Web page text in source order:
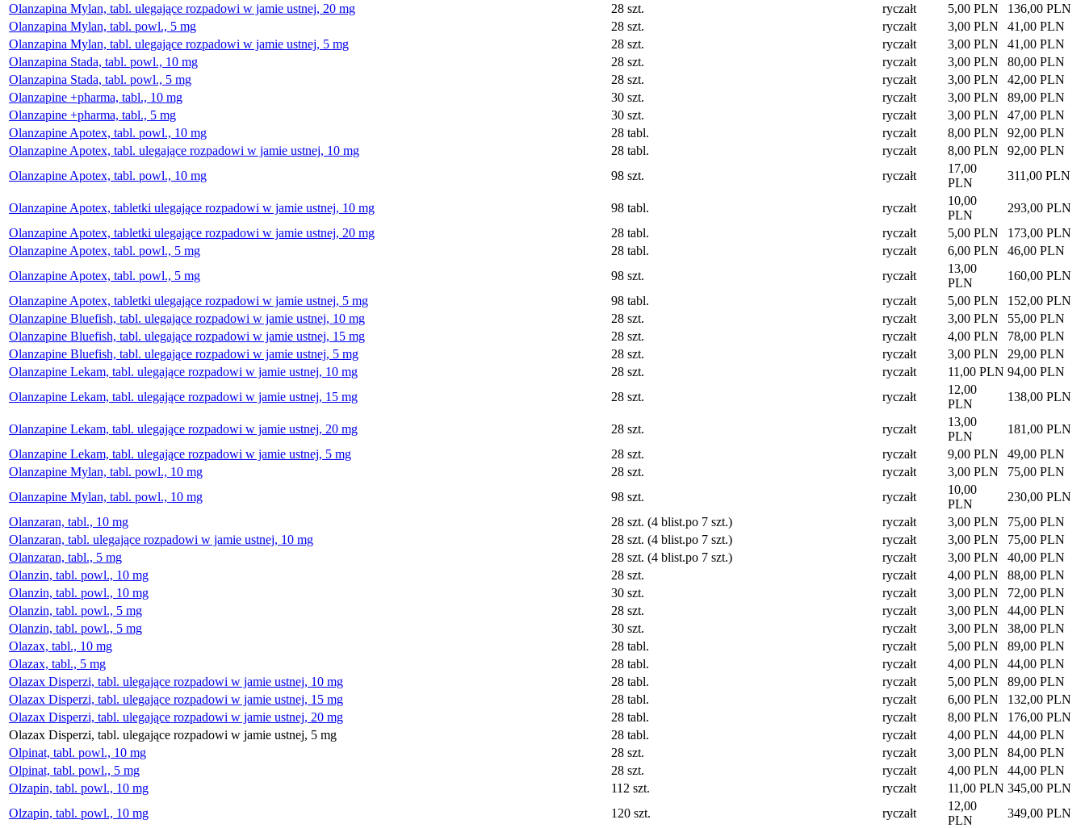
Olanzapina Mylan, tabl. ulegające rozpadowi w jamie ustnej, 20 mg
28 szt. ryczałt 5,00 PLN
136,00 PLN
Olanzapina Mylan, tabl. powl., 5 mg
28 szt. ryczałt 3,00 PLN
41,00 PLN
Olanzapina Mylan, tabl. ulegające rozpadowi w jamie ustnej, 5 mg
28 szt. ryczałt 3,00 PLN
41,00 PLN
Olanzapina Stada, tabl. powl., 10 mg
28 szt. ryczałt 3,00 PLN
80,00 PLN
Olanzapina Stada, tabl. powl., 5 mg
28 szt. ryczałt 3,00 PLN
42,00 PLN
Olanzapine +pharma, tabl., 10 mg
30 szt. ryczałt 3,00 PLN
89,00 PLN
Olanzapine +pharma, tabl., 5 mg
30 szt. ryczałt 3,00 PLN
47,00 PLN
Olanzapine Apotex, tabl. powl., 10 mg
28 tabl. ryczałt 8,00 PLN
92,00 PLN
Olanzapine Apotex, tabl. ulegające rozpadowi w jamie ustnej, 10 mg
28 tabl. ryczałt 8,00 PLN
92,00 PLN
Olanzapine Apotex, tabl. powl., 10 mg
98 szt. ryczałt
17,00
PLN
311,00 PLN
Olanzapine Apotex, tabletki ulegające rozpadowi w jamie ustnej, 10 mg 98 tabl. ryczałt
10,00
PLN
293,00 PLN
Olanzapine Apotex, tabletki ulegające rozpadowi w jamie ustnej, 20 mg
28 tabl. ryczałt 5,00 PLN
173,00 PLN
Olanzapine Apotex, tabl. powl., 5 mg
28 tabl. ryczałt 6,00 PLN
46,00 PLN
Olanzapine Apotex, tabl. powl., 5 mg
98 szt. ryczałt
13,00
PLN
160,00 PLN
Olanzapine Apotex, tabletki ulegające rozpadowi w jamie ustnej, 5 mg
98 tabl. ryczałt 5,00 PLN
152,00 PLN
Olanzapine Bluefish, tabl. ulegające rozpadowi w jamie ustnej, 10 mg
28 szt. ryczałt 3,00 PLN
55,00 PLN
Olanzapine Bluefish, tabl. ulegające rozpadowi w jamie ustnej, 15 mg
28 szt. ryczałt 4,00 PLN
78,00 PLN
Olanzapine Bluefish, tabl. ulegające rozpadowi w jamie ustnej, 5 mg
28 szt. ryczałt 3,00 PLN
29,00 PLN
Olanzapine Lekam, tabl. ulegające rozpadowi w jamie ustnej, 10 mg
28 szt. ryczałt 11,00 PLN 94,00 PLN
Olanzapine Lekam, tabl. ulegające rozpadowi w jamie ustnej, 15 mg
28 szt. ryczałt
12,00
PLN
138,00 PLN
Olanzapine Lekam, tabl. ulegające rozpadowi w jamie ustnej, 20 mg 28 szt. ryczałt
13,00
PLN
181,00 PLN
Olanzapine Lekam, tabl. ulegające rozpadowi w jamie ustnej, 5 mg
28 szt. ryczałt 9,00 PLN
49,00 PLN
Olanzapine Mylan, tabl. powl., 10 mg
28 szt. ryczałt 3,00 PLN
75,00 PLN
Olanzapine Mylan, tabl. powl., 10 mg
98 szt. ryczałt
10,00
PLN
230,00 PLN
Olanzaran, tabl., 10 mg
28 szt. (4 blist.po 7 szt.) ryczałt 3,00 PLN
75,00 PLN
Olanzaran, tabl. ulegające rozpadowi w jamie ustnej, 10 mg
28 szt. (4 blist.po 7 szt.) ryczałt 3,00 PLN
75,00 PLN
Olanzaran, tabl., 5 mg
28 szt. (4 blist.po 7 szt.) ryczałt 3,00 PLN
40,00 PLN
Olanzin, tabl. powl., 10 mg
28 szt. ryczałt 4,00 PLN
88,00 PLN
Olanzin, tabl. powl., 10 mg
30 szt. ryczałt 3,00 PLN
72,00 PLN
Olanzin, tabl. powl., 5 mg
28 szt. ryczałt 3,00 PLN
44,00 PLN
Olanzin, tabl. powl., 5 mg
30 szt. ryczałt 3,00 PLN
38,00 PLN
Olazax, tabl., 10 mg
28 tabl. ryczałt 5,00 PLN
89,00 PLN
Olazax, tabl., 5 mg
28 tabl. ryczałt 4,00 PLN
44,00 PLN
Olazax Disperzi, tabl. ulegające rozpadowi w jamie ustnej, 10 mg
28 tabl. ryczałt 5,00 PLN
89,00 PLN
Olazax Disperzi, tabl. ulegające rozpadowi w jamie ustnej, 15 mg
28 tabl. ryczałt 6,00 PLN
132,00 PLN
Olazax Disperzi, tabl. ulegające rozpadowi w jamie ustnej, 20 mg
28 tabl. ryczałt 8,00 PLN
176,00 PLN
Olazax Disperzi, tabl. ulegające rozpadowi w jamie ustnej, 5 mg
28 tabl. ryczałt 4,00 PLN
44,00 PLN
Olpinat, tabl. powl., 10 mg
28 szt. ryczałt 3,00 PLN
84,00 PLN
Olpinat, tabl. powl., 5 mg
28 szt. ryczałt 4,00 PLN
44,00 PLN
Olzapin, tabl. powl., 10 mg
112 szt. ryczałt 11,00 PLN 345,00 PLN
Olzapin, tabl. powl., 10 mg
120 szt. ryczałt
12,00
PLN
349,00 PLN